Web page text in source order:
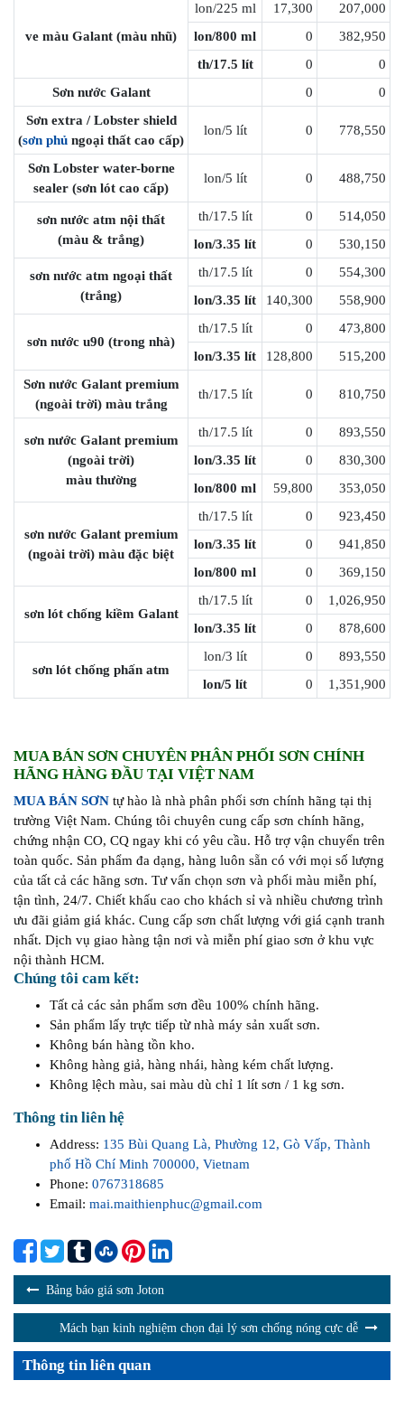
ve màu Galant (màu nhũ)
lon/225 ml 17,300
207,000
lon/800 ml
0
382,950
th/17.5 lít
0
0
Sơn nước Galant
0
0
Sơn extra / Lobster shield
(sơn phủ ngoại thất cao cấp)
lon/5 lít 0 778,550
Sơn Lobster water-borne
sealer (sơn lót cao cấp)
lon/5 lít 0 488,750
sơn nước atm nội thất
(màu & trắng)
th/17.5 lít 0
514,050
lon/3.35 lít
0 530,150
sơn nước atm ngoại thất
(trắng)
th/17.5 lít 0
554,300
lon/3.35 lít
140,300 558,900
sơn nước u90 (trong nhà)
th/17.5 lít 0
473,800
lon/3.35 lít
128,800
515,200
Sơn nước Galant premium
(ngoài trời) màu trắng
th/17.5 lít 0 810,750
sơn nước Galant premium
(ngoài trời)
màu thường
th/17.5 lít 0
893,550
lon/3.35 lít
0
830,300
lon/800 ml
59,800 353,050
sơn nước Galant premium
(ngoài trời) màu đặc biệt
th/17.5 lít 0
923,450
lon/3.35 lít
0
941,850
lon/800 ml
0 369,150
sơn lót chống kiềm Galant
th/17.5 lít 0
1,026,950
lon/3.35 lít
0 878,600
sơn lót chống phấn atm
lon/3 lít 0
893,550
lon/5 lít
0 1,351,900
MUA BÁN SƠN CHUYÊN PHÂN PHỐI SƠN CHÍNH
HÃNG HÀNG ĐẦU TẠI VIỆT NAM
MUA BÁN SƠN tự hào là nhà phân phối sơn chính hãng tại thị
trường Việt Nam. Chúng tôi chuyên cung cấp sơn chính hãng,
chứng nhận CO, CQ ngay khi có yêu cầu. Hỗ trợ vận chuyển trên
toàn quốc. Sản phẩm đa dạng, hàng luôn sẵn có với mọi số lượng
của tất cả các hãng sơn. Tư vấn chọn sơn và phối màu miễn phí,
tận tình, 24/7. Chiết khấu cao cho khách sỉ và nhiều chương trình
ưu đãi giảm giá khác. Cung cấp sơn chất lượng với giá cạnh tranh
nhất. Dịch vụ giao hàng tận nơi và miễn phí giao sơn ở khu vực
nội thành HCM.
Chúng tôi cam kết:
Tất cả các sản phẩm sơn đều 100% chính hãng.
Sản phẩm lấy trực tiếp từ nhà máy sản xuất sơn.
Không bán hàng tồn kho.
Không hàng giả, hàng nhái, hàng kém chất lượng.
Không lệch màu, sai màu dù chỉ 1 lít sơn / 1 kg sơn.
Thông tin liên hệ
Address: 135 Bùi Quang Là, Phường 12, Gò Vấp, Thành
phố Hồ Chí Minh 700000, Vietnam
Phone: 0767318685
Email: mai.maithienphuc@gmail.com
Bảng báo giá sơn Joton
Mách bạn kinh nghiệm chọn đại lý sơn chống nóng cực dễ
Thông tin liên quan